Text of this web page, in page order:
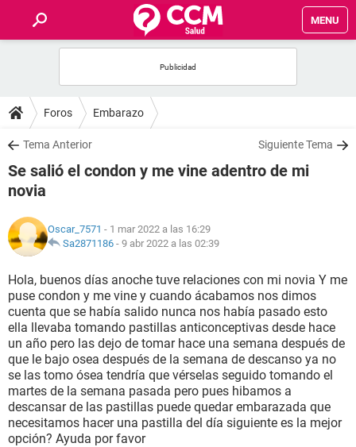
MENU
FOROS
SALUD
FAMILIA
NUTRICIÓN
SEXUALIDAD
GLOSARIO
Foros Embarazo
Tema Anterior Siguiente Tema
Se salió el condon y me vine adentro de mi
novia
Oscar_7571 - 1 mar 2022 a las 16:29
Sa2871186 - 9 abr 2022 a las 02:39
Hola, buenos días anoche tuve relaciones con mi novia Y me
puse condon y me vine y cuando ácabamos nos dimos
cuenta que se había salido nunca nos había pasado esto
ella llevaba tomando pastillas anticonceptivas desde hace
un año pero las dejo de tomar hace una semana después de
que le bajo osea después de la semana de descanso ya no
se las tomo ósea tendría que vérselas seguido tomando el
martes de la semana pasada pero pues hibamos a
descansar de las pastillas puede quedar embarazada que
necesitamos hacer una pastilla del día siguiente es la mejor
opción? Ayuda por favor